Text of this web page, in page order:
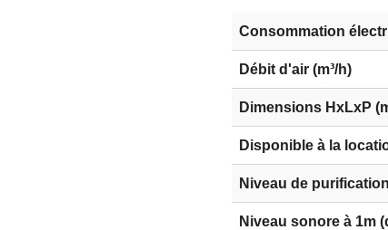
Consommation
Débit d'air (m³/h)
Dimensions HxLxP
Disponible à la
Niveau de
Niveau sonore à 1m